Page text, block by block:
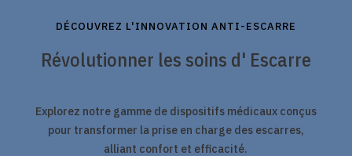
DÉCOUVREZ L'INNOVATION ANTI-ESCARRE
Révolutionner les soins d' Escarre
Explorez notre gamme de dispositifs médicaux conçus
pour transformer la prise en charge des escarres,
alliant confort et efficacité.